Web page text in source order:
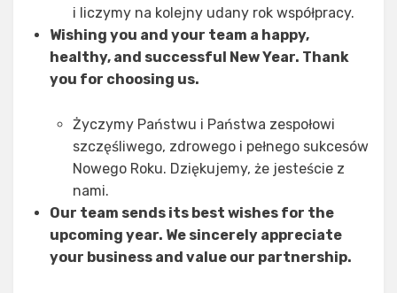
i liczymy na kolejny udany rok współpracy.
Wishing you and your team a happy,
healthy, and successful New Year. Thank
you for choosing us.
Życzymy Państwu i Państwa zespołowi
szczęśliwego, zdrowego i pełnego sukcesów
Nowego Roku. Dziękujemy, że jesteście z
nami.
Our team sends its best wishes for the
upcoming year. We sincerely appreciate
your business and value our partnership.